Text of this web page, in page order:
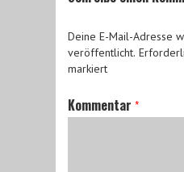
Deine E-Mail-Adresse
veröffentlicht.
markiert
Kommentar *